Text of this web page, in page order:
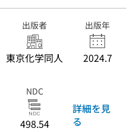
出版者
東京化学同人
出版年
2024.7
NDC
498.54
詳細を見
る